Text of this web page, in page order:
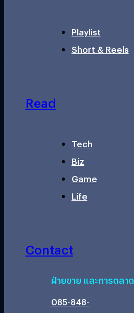
Playlist
Short & Reels
Read
Tech
Biz
Game
Life
Contact
ฝ่ายขาย และการตลาด
085-848-